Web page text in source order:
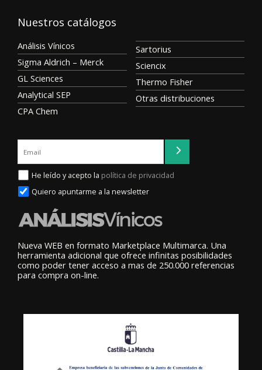
Nuestros catálogos
Análisis Vínicos
Sigma Aldrich – Merck
GL Sciences
Analytical SEP
CPA Chem
Sartorius
Sciencix
Thermo Fisher
Otras distribuciones
He leído y acepto la política de privacidad
Quiero apuntarme a la newsletter
Nueva WEB en formato Marketplace Multimarca. Una
herramienta adicional que ofrece infinitas posibilidades
como poder tener acceso a mas de 250.000 referencias
para compra on-line.